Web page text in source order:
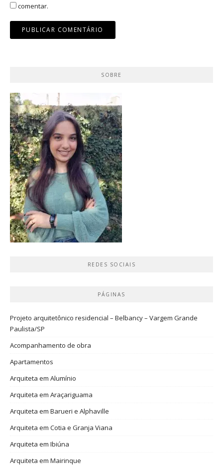
comentar.
SOBRE
REDES SOCIAIS
PÁGINAS
Projeto arquitetônico residencial – Belbancy – Vargem Grande
Paulista/SP
Acompanhamento de obra
Apartamentos
Arquiteta em Alumínio
Arquiteta em Araçariguama
Arquiteta em Barueri e Alphaville
Arquiteta em Cotia e Granja Viana
Arquiteta em Ibiúna
Arquiteta em Mairinque